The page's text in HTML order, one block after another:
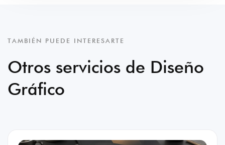
TAMBIÉN PUEDE INTERESARTE
Otros servicios de Diseño
Gráfico